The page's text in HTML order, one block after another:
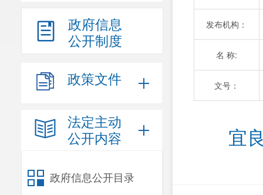
政府信息
公开制度
政策文件
法定主动
公开内容
政府信息公开目录
发布机构：
名 称:
文号：
宜